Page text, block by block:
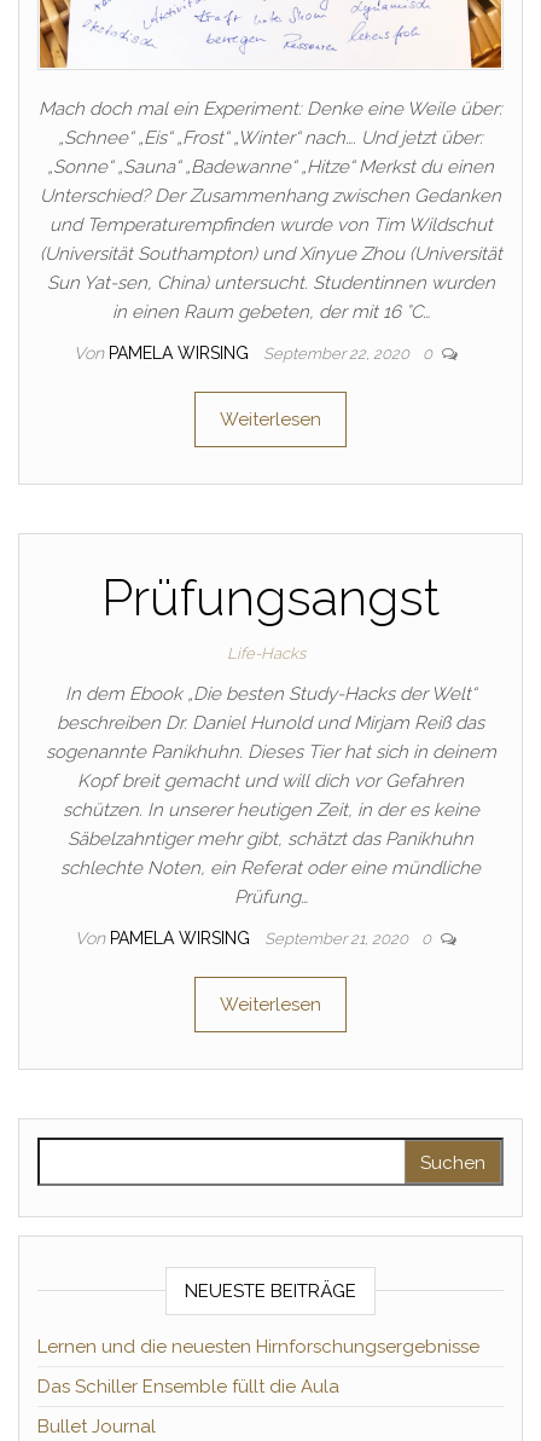
Mach doch mal ein Experiment: Denke eine Weile über:
„Schnee“ „Eis“ „Frost“ „Winter“ nach…. Und jetzt über:
„Sonne“ „Sauna“ „Badewanne“ „Hitze“ Merkst du einen
Unterschied? Der Zusammenhang zwischen Gedanken
und Temperaturempfinden wurde von Tim Wildschut
(Universität Southampton) und Xinyue Zhou (Universität
Sun Yat-sen, China) untersucht. Studentinnen wurden
in einen Raum gebeten, der mit 16 °C…
Von PAMELA WIRSING September 22, 2020 0
Weiterlesen
Prüfungsangst
Life-Hacks
In dem Ebook „Die besten Study-Hacks der Welt“
beschreiben Dr. Daniel Hunold und Mirjam Reiß das
sogenannte Panikhuhn. Dieses Tier hat sich in deinem
Kopf breit gemacht und will dich vor Gefahren
schützen. In unserer heutigen Zeit, in der es keine
Säbelzahntiger mehr gibt, schätzt das Panikhuhn
schlechte Noten, ein Referat oder eine mündliche
Prüfung…
Von PAMELA WIRSING September 21, 2020 0
Weiterlesen
NEUESTE BEITRÄGE
Lernen und die neuesten Hirnforschungsergebnisse
Das Schiller Ensemble füllt die Aula
Bullet Journal